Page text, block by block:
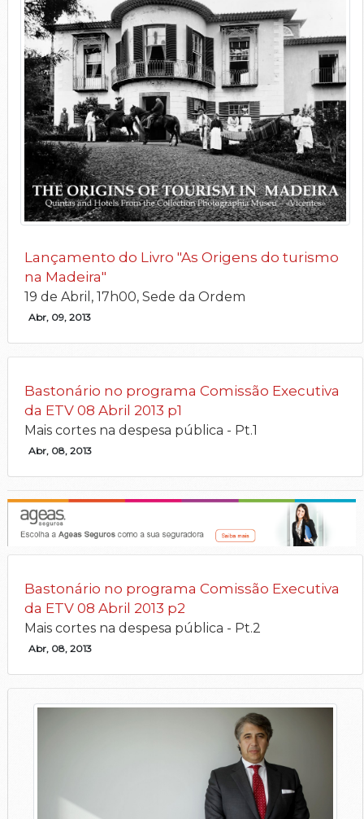
Lançamento do Livro "As Origens do turismo
na Madeira"
19 de Abril, 17h00, Sede da Ordem
Abr, 09, 2013
Bastonário no programa Comissão Executiva
da ETV 08 Abril 2013 p1
Mais cortes na despesa pública - Pt.1
Abr, 08, 2013
Bastonário no programa Comissão Executiva
da ETV 08 Abril 2013 p2
Mais cortes na despesa pública - Pt.2
Abr, 08, 2013